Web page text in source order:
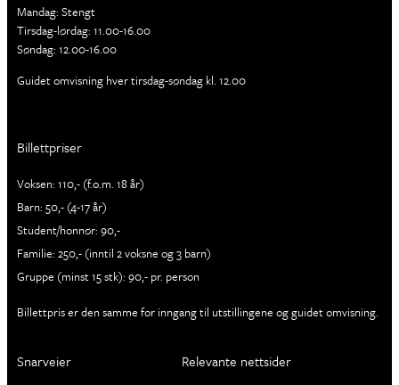
Mandag: Stengt
Tirsdag-lørdag: 11.00-16.00
Søndag: 12.00-16.00
Guidet omvisning hver tirsdag-søndag kl. 12.00
Billettpriser
Voksen: 110,- (f.o.m. 18 år)
Barn: 50,- (4-17 år)
Student/honnør: 90,-
Familie: 250,- (inntil 2 voksne og 3 barn)
Gruppe (minst 15 stk): 90,- pr. person
Billettpris er den samme for inngang til utstillingene og guidet omvisning.
Snarveier Relevante nettsider